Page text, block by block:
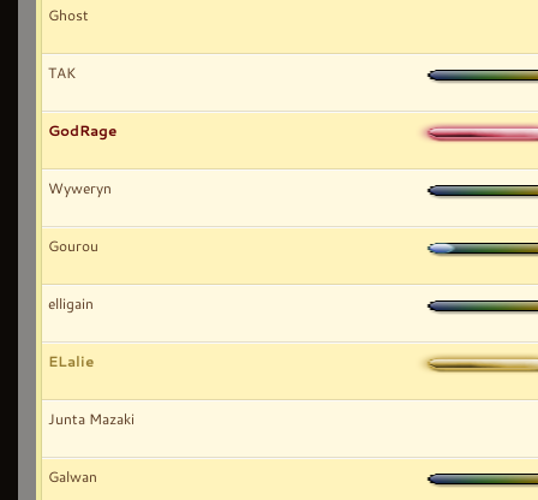
Ghost
TAK
GodRage
Wyweryn
Gourou
elligain
ELalie
Junta Mazaki
Galwan